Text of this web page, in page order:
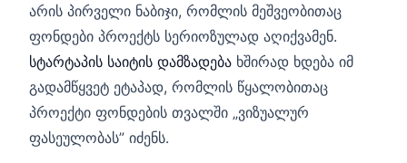
არის პირველი ნაბიჯი, რომლის მეშვეობითაც
ფონდები პროექტს სერიოზულად აღიქვამენ.
სტარტაპის საიტის დამზადება ხშირად ხდება იმ
გადამწყვეტ ეტაპად, რომლის წყალობითაც
პროექტი ფონდების თვალში „ვიზუალურ
ფასეულობას” იძენს.